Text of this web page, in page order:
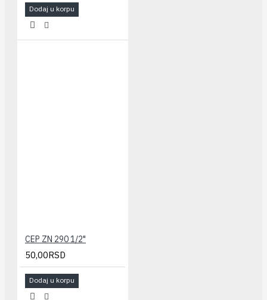
Dodaj u korpu
CEP ZN 290 1/2"
50,00RSD
Dodaj u korpu